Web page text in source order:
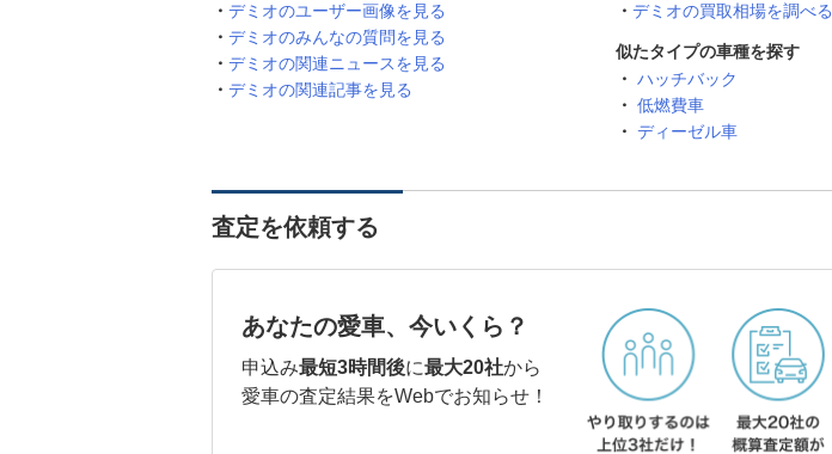
デミオのユーザー画像を見る
デミオのみんなの質問を見る
デミオの関連ニュースを見る
デミオの関連記事を見る
デミオの買取相場を調べる
似たタイプの車種を探す
ハッチバック
低燃費車
ディーゼル車
査定を依頼する
あなたの愛車、今いくら？
申込み最短3時間後に最大20社から
愛車の査定結果をWebでお知らせ！